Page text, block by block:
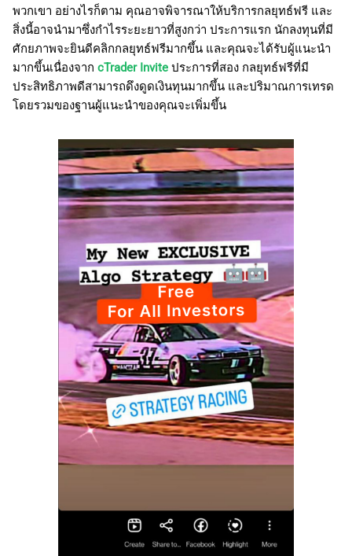
พวกเขา อย่างไรก็ตาม คุณอาจพิจารณาให้บริการกลยุทธ์ฟรี และ
สิ่งนี้อาจนำมาซึ่งกำไรระยะยาวที่สูงกว่า ประการแรก นักลงทุนที่มี
ศักยภาพจะยินดีคลิกกลยุทธ์ฟรีมากขึ้น และคุณจะได้รับผู้แนะนำ
มากขึ้นเนื่องจาก cTrader Invite ประการที่สอง กลยุทธ์ฟรีที่มี
ประสิทธิภาพดีสามารถดึงดูดเงินทุนมากขึ้น และปริมาณการเทรด
โดยรวมของฐานผู้แนะนำของคุณจะเพิ่มขึ้น